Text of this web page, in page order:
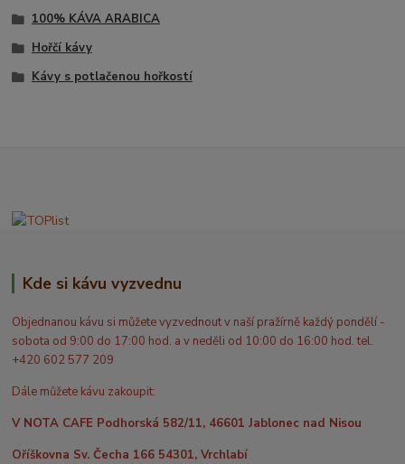
100% KÁVA ARABICA
Hořčí kávy
Kávy s potlačenou hořkostí
Kde si kávu vyzvednu
Objednanou kávu si můžete vyzvednout v naší pražírně každý pondělí -
sobota od 9:00 do 17:00 hod. a v neděli od 10:00 do 16:00 hod. tel.
+420 602 577 209
Dále můžete kávu zakoupit:
V NOTA CAFE Podhorská 582/11, 46601 Jablonec nad Nisou
Oříškovna Sv. Čecha 166 54301, Vrchlabí